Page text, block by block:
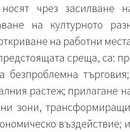
чрез засилване
на културното
на работни
среща, са:
безпроблемна
растеж; прилагане
зони,
въздействие;